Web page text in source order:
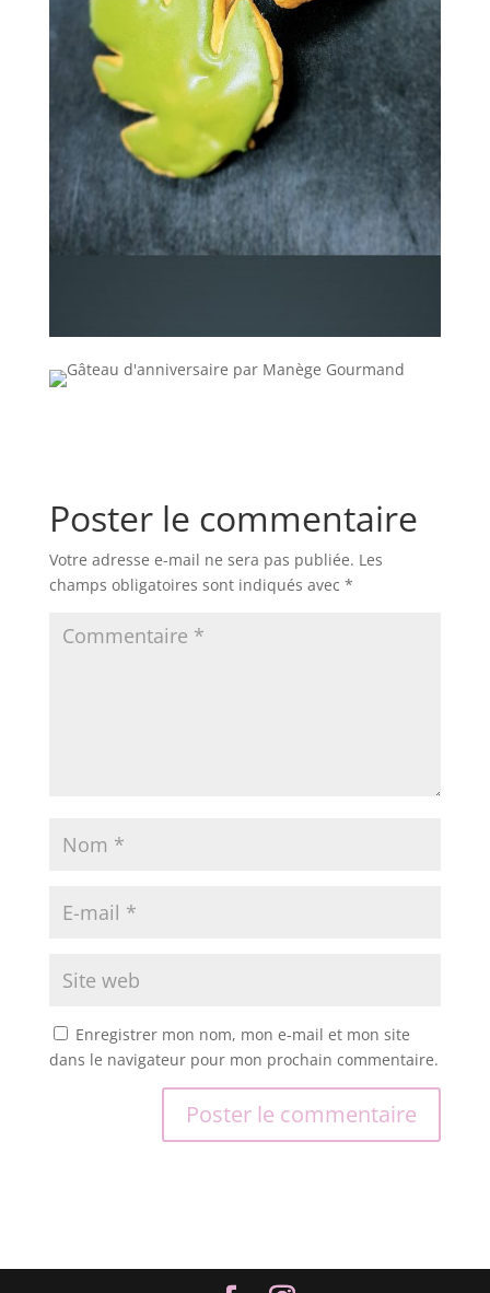
Poster le commentaire
Votre adresse e-mail ne sera pas publiée. Les
champs obligatoires sont indiqués avec *
Enregistrer mon nom, mon e-mail et mon site
dans le navigateur pour mon prochain commentaire.